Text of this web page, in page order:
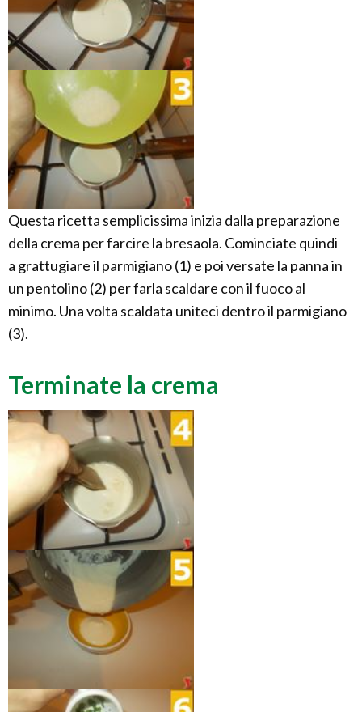
Questa ricetta semplicissima inizia dalla preparazione
della crema per farcire la bresaola. Cominciate quindi
a grattugiare il parmigiano (1) e poi versate la panna in
un pentolino (2) per farla scaldare con il fuoco al
minimo. Una volta scaldata uniteci dentro il parmigiano
(3).
Terminate la crema